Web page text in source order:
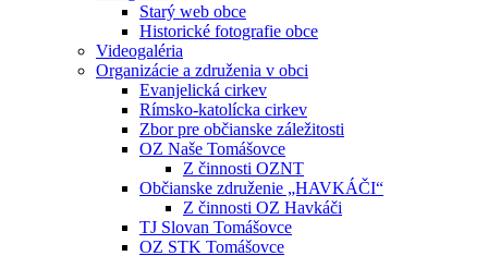
Starý web obce
Historické fotografie obce
Videogaléria
Organizácie a združenia v obci
Evanjelická cirkev
Rímsko-katolícka cirkev
Zbor pre občianske záležitosti
OZ Naše Tomášovce
Z činnosti OZNT
Občianske združenie „HAVKÁČI“
Z činnosti OZ Havkáči
TJ Slovan Tomášovce
OZ STK Tomášovce